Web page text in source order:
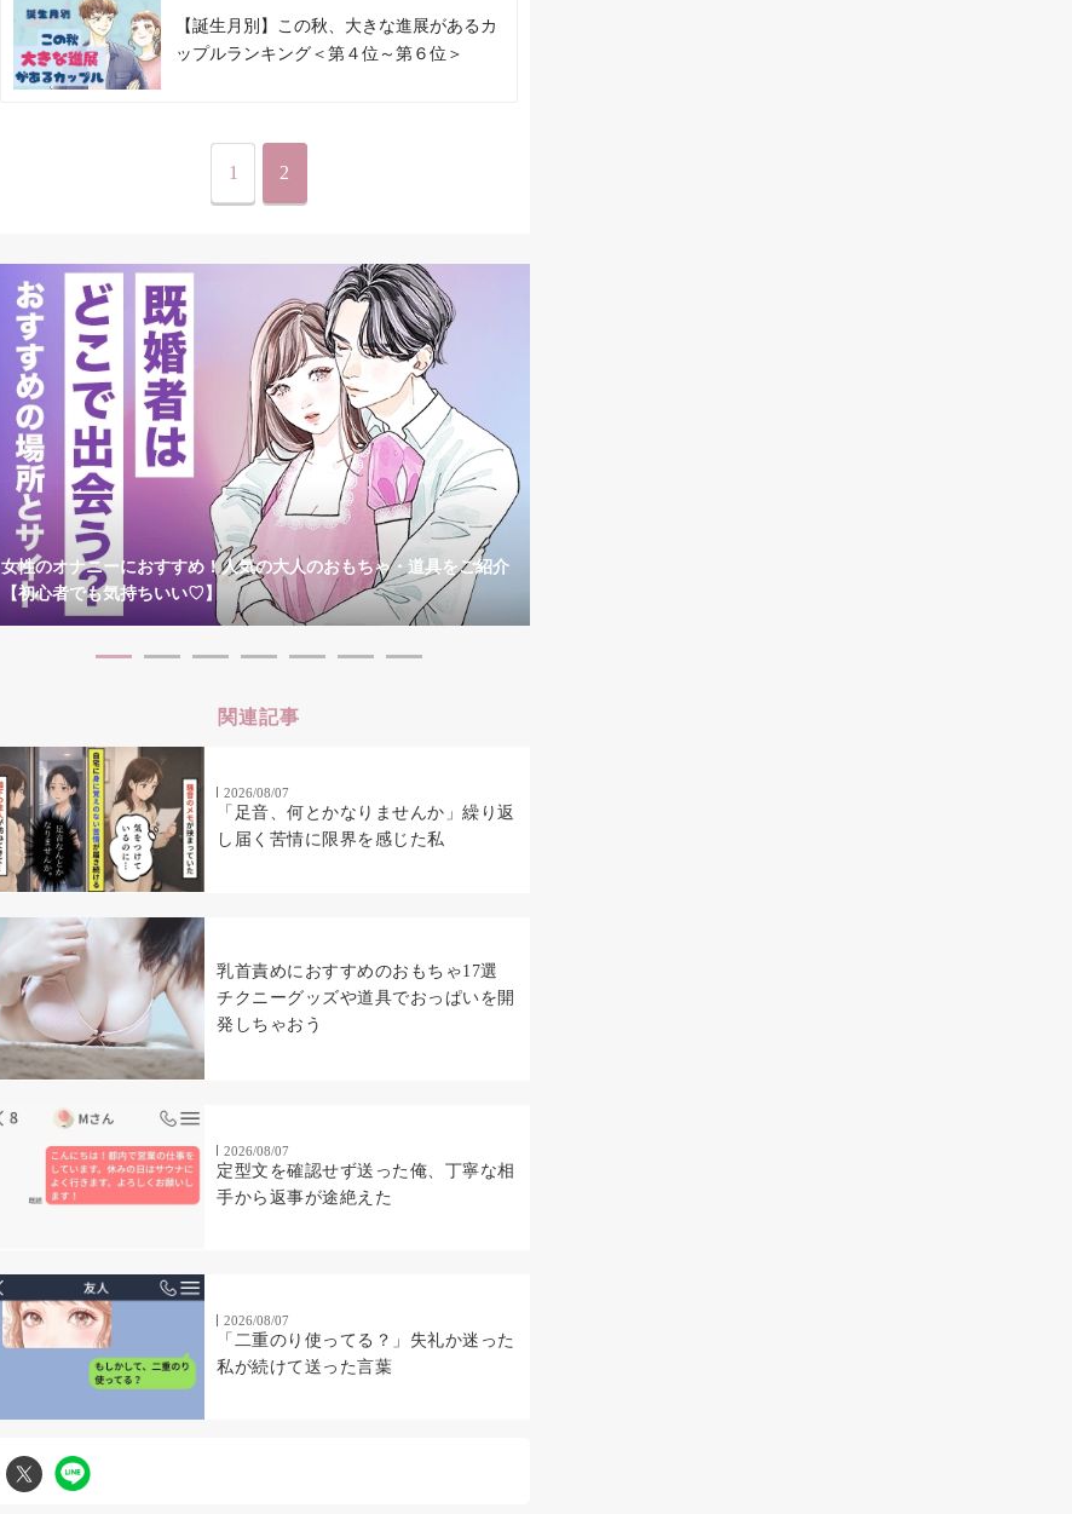
【誕生月別】この秋、大きな進展があるカ
ップルランキング＜第４位～第６位＞
1 2
女性のオナニーにおすすめ！人気の大人のおもちゃ・道具をご紹介
【初心者でも気持ちいい♡】
関連記事
2026/08/07
「足音、何とかなりませんか」繰り返
し届く苦情に限界を感じた私
乳首責めにおすすめのおもちゃ17選
チクニーグッズや道具でおっぱいを開
発しちゃおう
2026/08/07
定型文を確認せず送った俺、丁寧な相
手から返事が途絶えた
2026/08/07
「二重のり使ってる？」失礼か迷った
私が続けて送った言葉